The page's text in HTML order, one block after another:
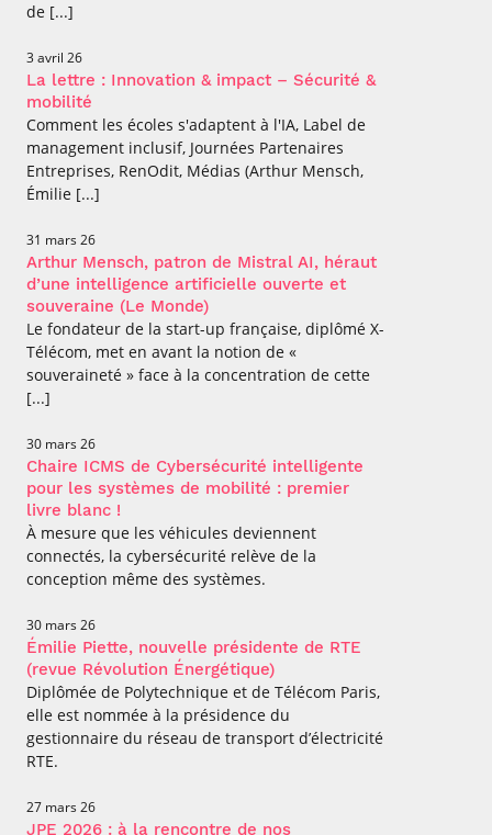
de [...]
3 avril 26
La lettre : Innovation & impact – Sécurité &
mobilité
Comment les écoles s'adaptent à l'IA, Label de
management inclusif, Journées Partenaires
Entreprises, RenOdit, Médias (Arthur Mensch,
Émilie [...]
31 mars 26
Arthur Mensch, patron de Mistral AI, héraut
d’une intelligence artificielle ouverte et
souveraine (Le Monde)
Le fondateur de la start-up française, diplômé X-
Télécom, met en avant la notion de «
souveraineté » face à la concentration de cette
[...]
30 mars 26
Chaire ICMS de Cybersécurité intelligente
pour les systèmes de mobilité : premier
livre blanc !
À mesure que les véhicules deviennent
connectés, la cybersécurité relève de la
conception même des systèmes.
30 mars 26
Émilie Piette, nouvelle présidente de RTE
(revue Révolution Énergétique)
Diplômée de Polytechnique et de Télécom Paris,
elle est nommée à la présidence du
gestionnaire du réseau de transport d’électricité
RTE.
27 mars 26
JPE 2026 : à la rencontre de nos